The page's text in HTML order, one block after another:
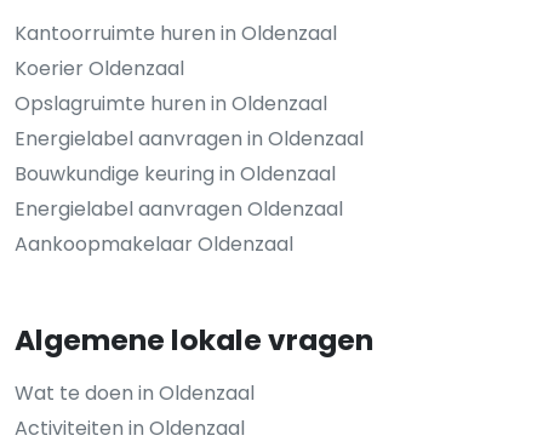
Kantoorruimte huren in Oldenzaal
Koerier Oldenzaal
Opslagruimte huren in Oldenzaal
Energielabel aanvragen in Oldenzaal
Bouwkundige keuring in Oldenzaal
Energielabel aanvragen Oldenzaal
Aankoopmakelaar Oldenzaal
Algemene lokale vragen
Wat te doen in Oldenzaal
Activiteiten in Oldenzaal